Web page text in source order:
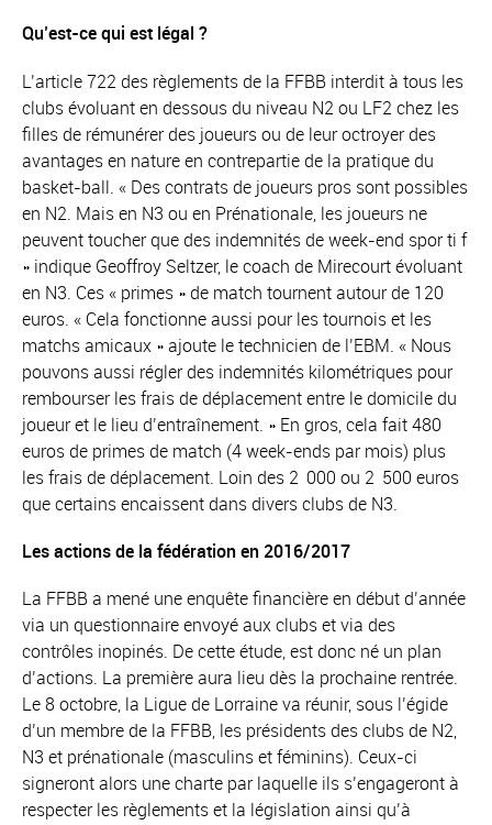
Qu’est-ce qui est légal ?
L’article 722 des règlements de la FFBB interdit à tous les
clubs évoluant en dessous du niveau N2 ou LF2 chez les
filles de rémunérer des joueurs ou de leur octroyer des
avantages en nature en contrepartie de la pratique du
basket-ball. « Des contrats de joueurs pros sont possibles
en N2. Mais en N3 ou en Prénationale, les joueurs ne
peuvent toucher que des indemnités de week-end spor ti f
» indique Geoffroy Seltzer, le coach de Mirecourt évoluant
en N3. Ces « primes » de match tournent autour de 120
euros. « Cela fonctionne aussi pour les tournois et les
matchs amicaux » ajoute le technicien de l’EBM. « Nous
pouvons aussi régler des indemnités kilométriques pour
rembourser les frais de déplacement entre le domicile du
joueur et le lieu d’entraînement. » En gros, cela fait 480
euros de primes de match (4 week-ends par mois) plus
les frais de déplacement. Loin des 2 000 ou 2 500 euros
que certains encaissent dans divers clubs de N3.
Les actions de la fédération en 2016/2017
La FFBB a mené une enquête financière en début d’année
via un questionnaire envoyé aux clubs et via des
contrôles inopinés. De cette étude, est donc né un plan
d’actions. La première aura lieu dès la prochaine rentrée.
Le 8 octobre, la Ligue de Lorraine va réunir, sous l’égide
d’un membre de la FFBB, les présidents des clubs de N2,
N3 et prénationale (masculins et féminins). Ceux-ci
signeront alors une charte par laquelle ils s’engageront à
respecter les règlements et la législation ainsi qu’à